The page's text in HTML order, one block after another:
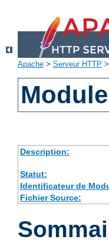
Apache > Serveur HTTP >
Description:
Statut:
Identificateur de
Fichier Source: